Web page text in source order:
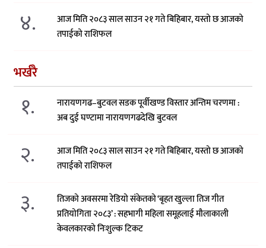
४.
आज मिति २०८३ साल साउन २१ गते बिहिबार, यस्तो छ आजको
तपाईको राशिफल
भर्खरै
१.
नारायणगढ–बुटवल सडक पूर्वीखण्ड विस्तार अन्तिम चरणमा :
अब दुई घण्टामा नारायणगढदेखि बुटवल
२.
आज मिति २०८३ साल साउन २१ गते बिहिबार, यस्तो छ आजको
तपाईको राशिफल
३.
तिजको अवसरमा रेडियो संकेतको ‘बृहत खुल्ला तिज गीत
प्रतियोगिता २०८३’ : सहभागी महिला समूहलाई मौलाकाली
केवलकारको निःशुल्क टिकट